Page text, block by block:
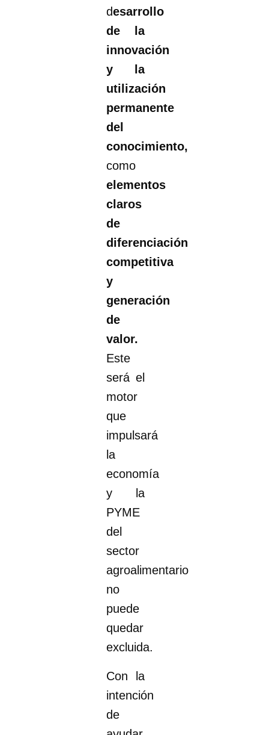
desarrollo
de la
innovación
y la
utilización
permanente
del
conocimiento,
como
elementos
claros
de
diferenciación
competitiva
y
generación
de
valor.
Este
será el
motor
que
impulsará
la
economía
y la
PYME
del
sector
agroalimentario
no
puede
quedar
excluida.
Con la
intención
de